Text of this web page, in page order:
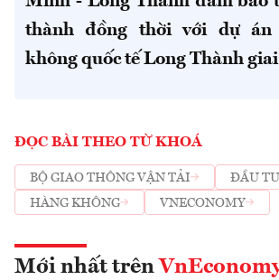
thành đồng thời với dự án
không quốc tế Long Thành
ĐỌC BÀI THEO TỪ KHOÁ
BỘ GIAO THÔNG VẬN TẢI
ĐẦU TƯ
HÀNG KHÔNG
VNECONOMY
Mới nhất trên